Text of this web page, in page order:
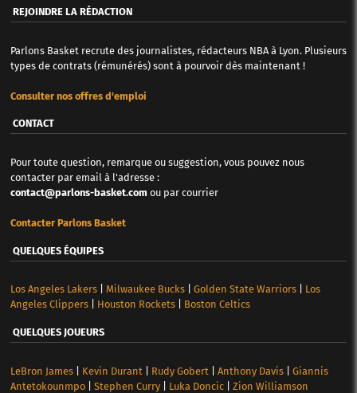
REJOINDRE LA RÉDACTION
Parlons Basket recrute des journalistes, rédacteurs NBA à Lyon. Plusieurs
types de contrats (rémunérés) sont à pourvoir dès maintenant !
Consulter nos offres d'emploi
CONTACT
Pour toute question, remarque ou suggestion, vous pouvez nous
contacter par email à l'adresse :
contact@parlons-basket.com ou par courrier
Contacter Parlons Basket
QUELQUES ÉQUIPES
Los Angeles Lakers| Milwaukee Bucks| Golden State Warriors| Los
Angeles Clippers| Houston Rockets| Boston Celtics
QUELQUES JOUEURS
LeBron James| Kevin Durant Rudy Gobert Anthony Davis| Giannis
Antetokounmpo| Stephen Curry| Luka Doncic| Zion Williamson